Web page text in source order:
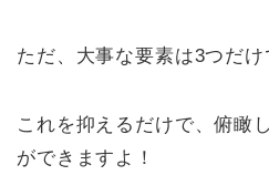
ただ、大事な要素は3つだけ
これを抑えるだけで、俯瞰
ができますよ！